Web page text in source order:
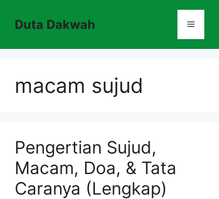
contentDuta Dakwah Menu
macam sujud
Pengertian Sujud,
Macam, Doa, & Tata
Caranya (Lengkap)